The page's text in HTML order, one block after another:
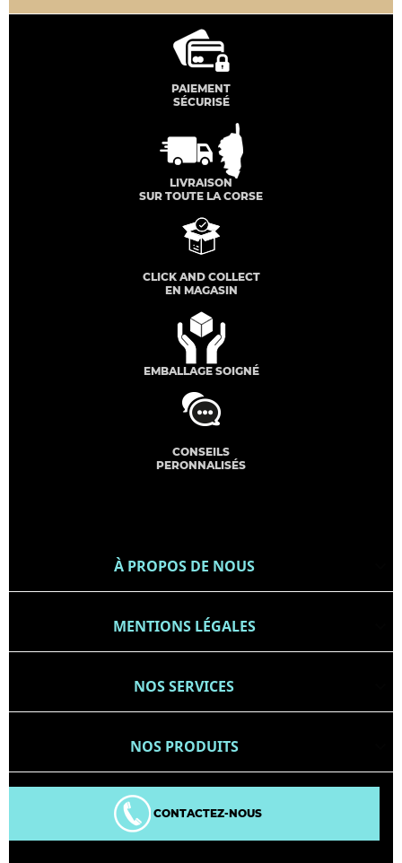
PAIEMENT
SÉCURISÉ
LIVRAISON
SUR TOUTE LA CORSE
CLICK AND COLLECT
EN MAGASIN
EMBALLAGE SOIGNÉ
CONSEILS
PERONNALISÉS
À PROPOS DE NOUS
MENTIONS LÉGALES
NOS SERVICES
NOS PRODUITS
CONTACTEZ-NOUS